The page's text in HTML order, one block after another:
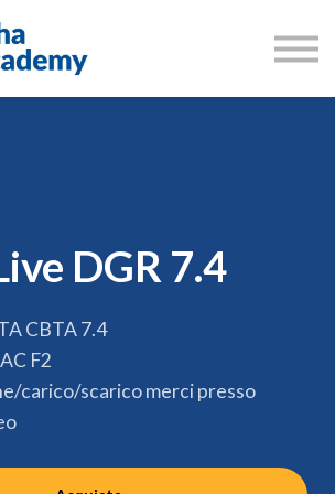
Catalogo corsi
di formazione
DGR 7.4
CBTA 7.4
F2
carico/scarico merci presso